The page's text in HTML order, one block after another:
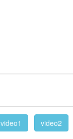
video1 video2